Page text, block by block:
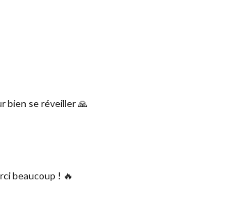
bien se réveiller 🙏
beaucoup ! 🔥